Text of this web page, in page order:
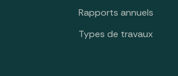
Rapports annuels
Types de travaux